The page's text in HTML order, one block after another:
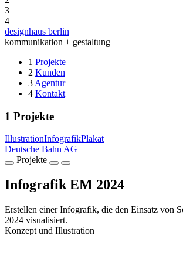
3
4
designhaus berlin
kommunikation + gestaltung
1 Projekte
2 Kunden
3 Agentur
4 Kontakt
1 Projekte
IllustrationInfografikPlakat
Deutsche Bahn AG
Projekte
Infografik EM 2024
Erstellen einer Infografik, die den Einsatz von
2024 visualisiert.
Konzept und Illustration